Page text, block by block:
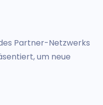
Partner-Netzwerks
um neue